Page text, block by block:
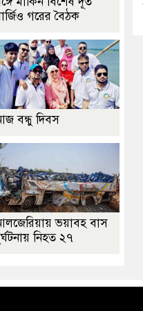
গরের বৈঠক
বন্ধু দিবস
ভয়াবহ বাস
নিহত ২৭